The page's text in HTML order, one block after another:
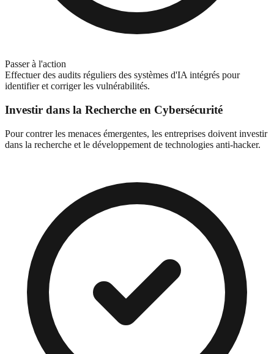
Passer à l'action
Effectuer des audits réguliers des systèmes d'IA intégrés pour
identifier et corriger les vulnérabilités.
Investir dans la Recherche en Cybersécurité
Pour contrer les menaces émergentes, les entreprises doivent investir
dans la recherche et le développement de technologies anti-hacker.